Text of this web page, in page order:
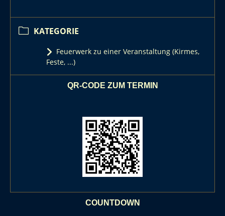
KATEGORIE
Feuerwerk zu einer Veranstaltung (Kirmes,
Feste, ...)
QR-CODE ZUM TERMIN
COUNTDOWN